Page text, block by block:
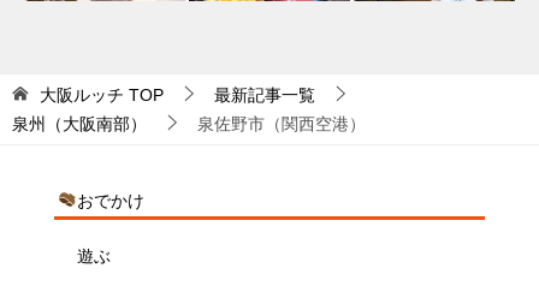
大阪ルッチ TOP
最新記事一覧
泉州（大阪南部）
泉佐野市（関西空港）
おでかけ
遊ぶ